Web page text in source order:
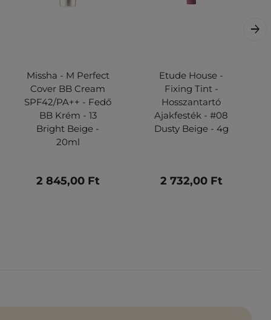
Missha - M Perfect
Cover BB Cream
SPF42/PA++ - Fedő
BB Krém - 13
Bright Beige -
20ml
2 845,00 Ft
Etude House -
Fixing Tint -
Hosszantartó
Ajakfesték - #08
Dusty Beige - 4g
2 732,00 Ft